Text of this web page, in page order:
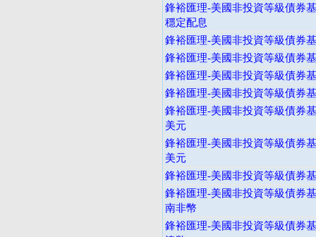
鋒裕匯理-美國非投資等級債券
穩定配息
鋒裕匯理-美國非投資等級債券
鋒裕匯理-美國非投資等級債券
鋒裕匯理-美國非投資等級債券
鋒裕匯理-美國非投資等級債券
鋒裕匯理-美國非投資等級債券
美元
鋒裕匯理-美國非投資等級債券
美元
鋒裕匯理-美國非投資等級債券
鋒裕匯理-美國非投資等級債券
南非幣
鋒裕匯理-美國非投資等級債券